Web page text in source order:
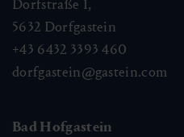
Dorfstraße 1,
5632 Dorfgastein
+43 6432 3393 460
dorfgastein@gastein.com
Bad Hofgastein